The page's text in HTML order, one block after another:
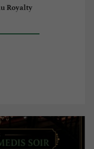
Royalty